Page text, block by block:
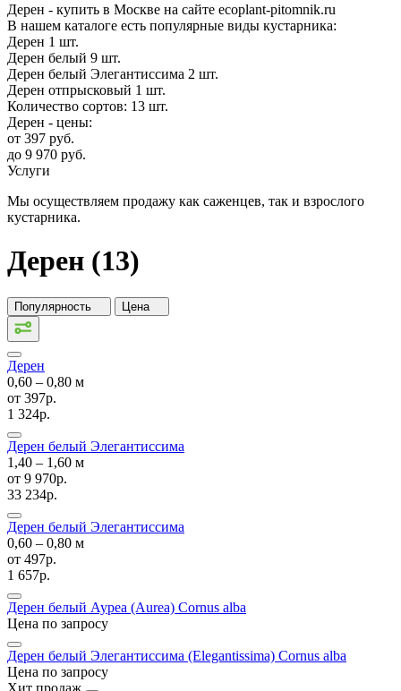
Дерен - купить в Москве на сайте ecoplant-pitomnik.ru
В нашем каталоге есть популярные виды кустарника:
Дерен 1 шт.
Дерен белый 9 шт.
Дерен белый Элегантиссима 2 шт.
Дерен отпрысковый 1 шт.
Количество сортов: 13 шт.
Дерен - цены:
от 397 руб.
до 9 970 руб.
Услуги
Мы осуществляем продажу как саженцев, так и взрослого
кустарника.
Дерен (13)
Популярность Цена
Дерен
0,60 ‒ 0,80 м
от 397р.
1 324р.
Дерен белый Элегантиссима
1,40 ‒ 1,60 м
от 9 970р.
33 234р.
Дерен белый Элегантиссима
0,60 ‒ 0,80 м
от 497р.
1 657р.
Дерен белый Ауреа (Aurea) Cornus alba
Цена по запросу
Дерен белый Элегантиссима (Elegantissima) Cornus alba
Цена по запросу
Хит продаж